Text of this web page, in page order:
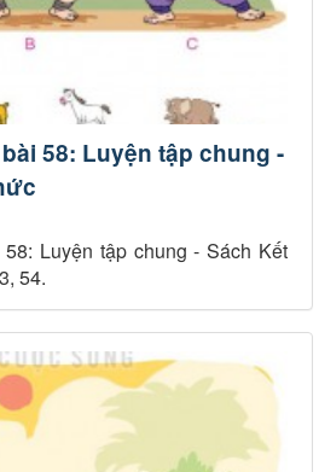
58: Luyện tập chung -
Luyện tập chung - Sách Kết
54.